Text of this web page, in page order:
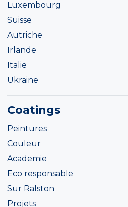
Luxembourg
Suisse
Autriche
Irlande
Italie
Ukraine
Coatings
Peintures
Couleur
Academie
Eco responsable
Sur Ralston
Projets